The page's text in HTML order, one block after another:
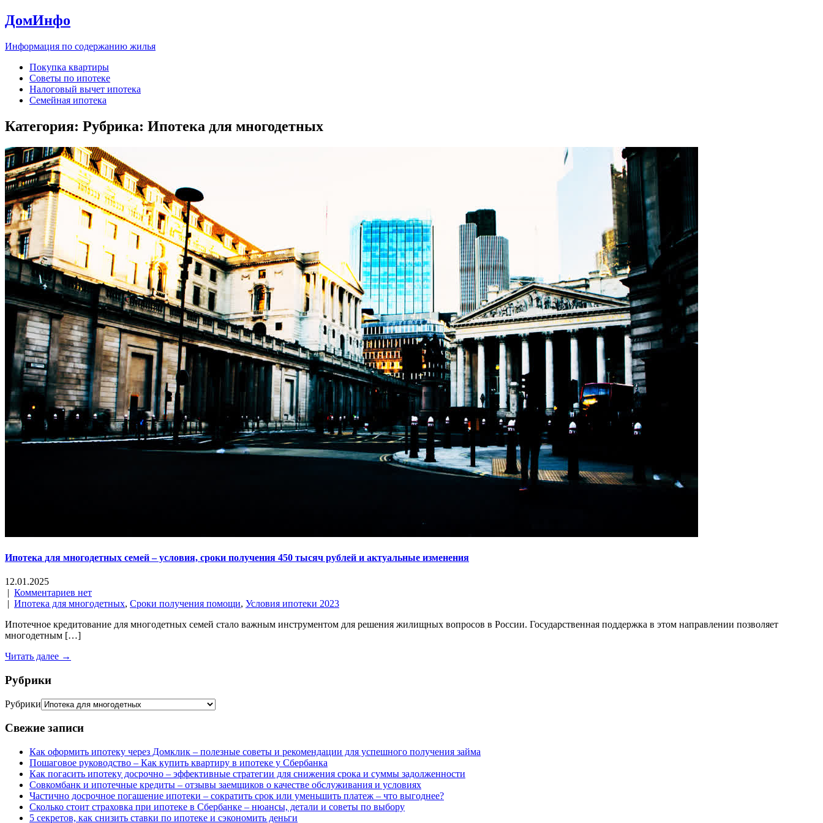
ДомИнфо
Информация по содержанию жилья
Покупка квартиры
Советы по ипотеке
Налоговый вычет ипотека
Семейная ипотека
Категория: Рубрика: Ипотека для многодетных
Ипотека для многодетных семей – условия, сроки получения 450 тысяч рублей и актуальные изменения
12.01.2025
| Комментариев нет
| Ипотека для многодетных, Сроки получения помощи, Условия ипотеки 2023
Ипотечное кредитование для многодетных семей стало важным инструментом для решения жилищных вопросов в России. Государственная поддержка в этом направлении позволяет
многодетным […]
Читать далее →
Рубрики
Рубрики
Свежие записи
Как оформить ипотеку через Домклик – полезные советы и рекомендации для успешного получения займа
Пошаговое руководство – Как купить квартиру в ипотеке у Сбербанка
Как погасить ипотеку досрочно – эффективные стратегии для снижения срока и суммы задолженности
Совкомбанк и ипотечные кредиты – отзывы заемщиков о качестве обслуживания и условиях
Частично досрочное погашение ипотеки – сократить срок или уменьшить платеж – что выгоднее?
Сколько стоит страховка при ипотеке в Сбербанке – нюансы, детали и советы по выбору
5 секретов, как снизить ставки по ипотеке и сэкономить деньги